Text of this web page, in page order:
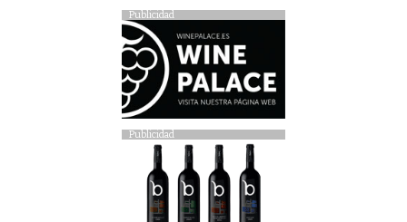
Publicidad
Publicidad